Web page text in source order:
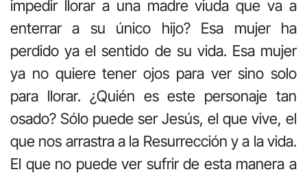
impedir llorar a una madre viuda que va a
enterrar a su único hijo? Esa mujer ha
perdido ya el sentido de su vida. Esa mujer
ya no quiere tener ojos para ver sino solo
para llorar. ¿Quién es este personaje tan
osado? Sólo puede ser Jesús, el que vive, el
que nos arrastra a la Resurrección y a la vida.
El que no puede ver sufrir de esta manera a